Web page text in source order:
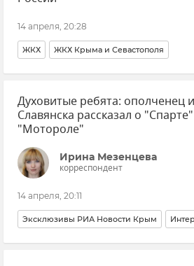
14 апреля, 20:28
ЖКХ ЖКХ Крыма и Севастополя
АНО "ЖКХ Контроль Республики Крым"
Анатолий Петров Олег Бышук
Духовитые ребята: ополченец
Славянска рассказал о
"Мотороле"
Ирина Мезенцева
корреспондент
14 апреля, 20:11
Эксклюзивы РИА Новости Крым
Герои СВО Ветераны СВО